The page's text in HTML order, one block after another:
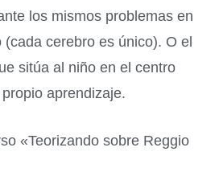
los mismos problemas en
cerebro es único). O el
sitúa al niño en el centro
aprendizaje.